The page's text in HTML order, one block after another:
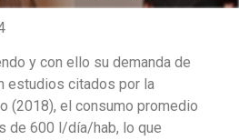
y con ello su demanda de
estudios citados por la
(2018), el consumo promedio
de 600 l/día/hab, lo que